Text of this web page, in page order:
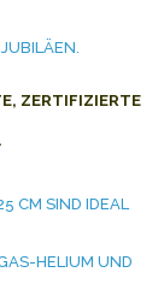
ZERTIFIZIERTE W
SIND IDEAL G
HELIUM UND L